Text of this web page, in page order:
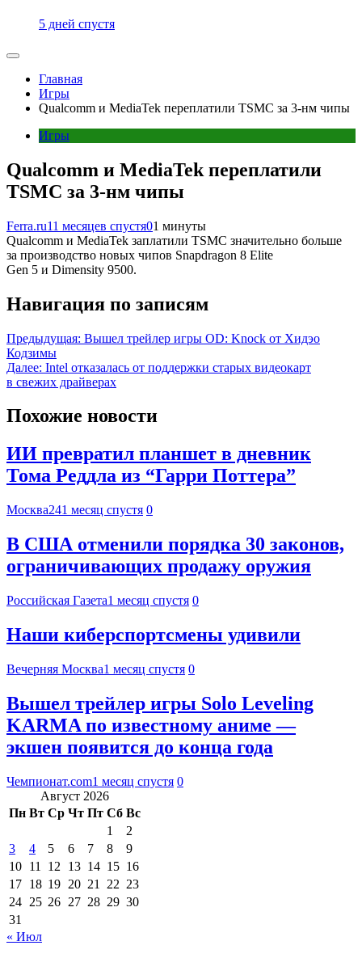
5 дней спустя
Главная
Игры
Qualcomm и MediaTek переплатили TSMC за 3-нм чипы
Игры
Qualcomm и MediaTek переплатили
TSMC за 3-нм чипы
Ferra.ru11 месяцев спустя01 минуты
Qualcomm и MediaTek заплатили TSMC значительно больше
за производство новых чипов Snapdragon 8 Elite
Gen 5 и Dimensity 9500.
Навигация по записям
Предыдущая: Вышел трейлер игры OD: Knock от Хидэо
Кодзимы
Далее: Intel отказалась от поддержки старых видеокарт
в свежих драйверах
Похожие новости
ИИ превратил планшет в дневник
Тома Реддла из “Гарри Поттера”
Москва241 месяц спустя 0
В США отменили порядка 30 законов,
ограничивающих продажу оружия
Российская Газета1 месяц спустя 0
Наши киберспортсмены удивили
Вечерняя Москва1 месяц спустя 0
Вышел трейлер игры Solo Leveling
KARMA по известному аниме —
экшен появится до конца года
Чемпионат.com1 месяц спустя 0
Август 2026
Пн Вт Ср Чт Пт Сб Вс
1
2
3
4 5 6 7 8
9
10 11 12 13 14 15 16
17 18 19 20 21 22 23
24 25 26 27 28 29 30
31
« Июл